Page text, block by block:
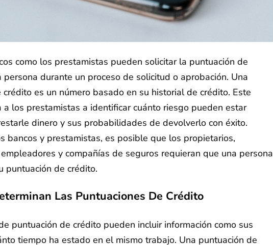
como los prestamistas pueden solicitar la puntuación de
persona durante un proceso de solicitud o aprobación. Una
crédito es un número basado en su historial de crédito. Este
a los prestamistas a identificar cuánto riesgo pueden estar
dinero y sus probabilidades de devolverlo con éxito.
bancos y prestamistas, es posible que los propietarios,
y compañías de seguros requieran que una persona
puntuación de crédito.
Las Puntuaciones De Crédito
puntuación de crédito pueden incluir información como sus
tiempo ha estado en el mismo trabajo. Una puntuación de